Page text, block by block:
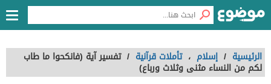
الرئيسية / إسلام ، تأملات قرآنية / تفسير آية (فانكحوا ما طاب
لكم من النساء مثنى وثلاث ورباع)